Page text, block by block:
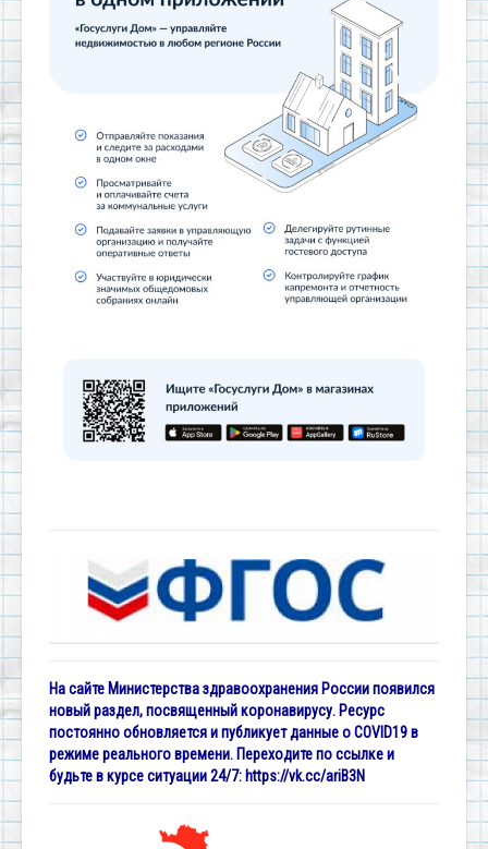
На сайте Министерства здравоохранения России появился
новый раздел, посвященный коронавирусу. Ресурс
постоянно обновляется и публикует данные о COVID19 в
режиме реального времени. Переходите по ссылке и
будьте в курсе ситуации 24/7: https://vk.cc/ariB3N